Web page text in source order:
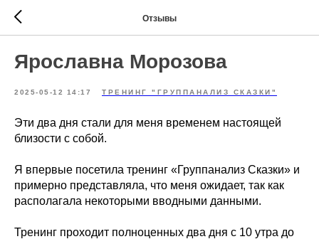
Отзывы
Ярославна Морозова
2025-05-12 14:17 ТРЕНИНГ "ГРУППАНАЛИЗ СКАЗКИ"
Эти два дня стали для меня временем настоящей
близости с собой.
Я впервые посетила тренинг «Группанализ Сказки» и
примерно представляла, что меня ожидает, так как
располагала некоторыми вводными данными.
Тренинг проходит полноценных два дня с 10 утра до